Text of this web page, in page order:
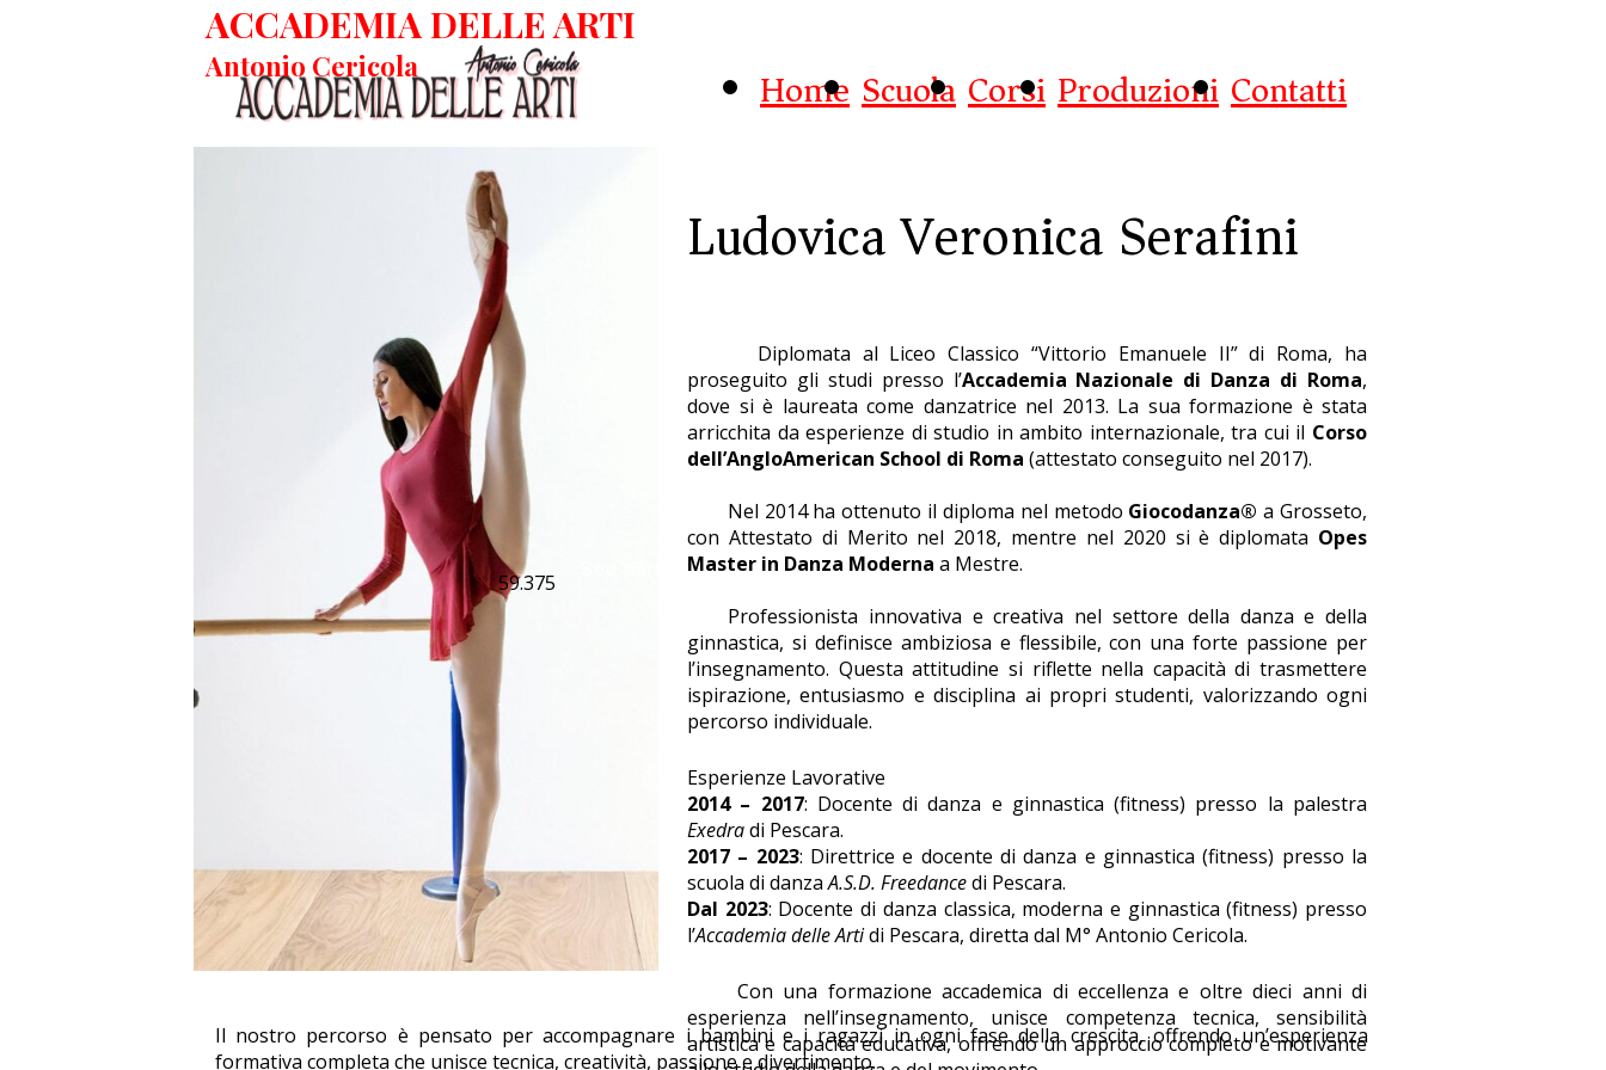
ACCADEMIA DELLE ARTI
Antonio Cericola HomeScuolaCorsiProduzioniContatti
Ludovica Veronica Serafini
Diplomata al Liceo Classico “Vittorio Emanuele II” di Roma, ha
proseguito gli studi presso l’Accademia Nazionale di Danza di Roma,
dove si è laureata come danzatrice nel 2013. La sua formazione è stata
arricchita da esperienze di studio in ambito internazionale, tra cui il Corso
dell’AngloAmerican School di Roma (attestato conseguito nel 2017).
Nel 2014 ha ottenuto il diploma nel metodo Giocodanza® a Grosseto,
con Attestato di Merito nel 2018, mentre nel 2020 si è diplomata Opes
Master in Danza Moderna a Mestre.
Professionista innovativa e creativa nel settore della danza e della
ginnastica, si definisce ambiziosa e flessibile, con una forte passione per
l’insegnamento. Questa attitudine si riflette nella capacità di trasmettere
ispirazione, entusiasmo e disciplina ai propri studenti, valorizzando ogni
percorso individuale.
Esperienze Lavorative
2014 – 2017: Docente di danza e ginnastica (fitness) presso la palestra
Exedradi Pescara.
2017 – 2023: Direttrice e docente di danza e ginnastica (fitness) presso la
scuola di danzaA.S.D. Freedancedi Pescara.
Dal 2023: Docente di danza classica, moderna e ginnastica (fitness) presso
l’Accademia delle Artidi Pescara, diretta dal M° Antonio Cericola.
Con una formazione accademica di eccellenza e oltre dieci anni di
esperienza nell’insegnamento, unisce competenza tecnica, sensibilità
artistica e capacità educativa, offrendo un approccio completo e motivante
ABOUT US
Sed porttitor lectus nibh. Vivamus magna justo.
59.375
Il nostro percorso è pensato per accompagnare i bambini e i ragazzi in ogni fase della crescita, offrendo un’esperienza
formativa completa che unisce tecnica, creatività, passione e divertimento.